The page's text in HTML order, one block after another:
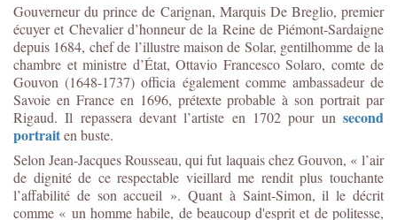
Gouverneur du prince de Carignan, Marquis De Breglio, premier
écuyer et Chevalier d’honneur de la Reine de Piémont-Sardaigne
depuis 1684, chef de l’illustre maison de Solar, gentilhomme de la
chambre et ministre d’État, Ottavio Francesco Solaro, comte de
Gouvon (1648-1737) officia également comme ambassadeur de
Savoie en France en 1696, prétexte probable à son portrait par
Rigaud. Il repassera devant l’artiste en 1702 pour un second
portraiten buste.
Selon Jean-Jacques Rousseau, qui fut laquais chez Gouvon, « l’air
de dignité de ce respectable vieillard me rendit plus touchante
l’affabilité de son accueil ». Quant à Saint-Simon, il le décrit
comme « un homme habile, de beaucoup d'esprit et de politesse,